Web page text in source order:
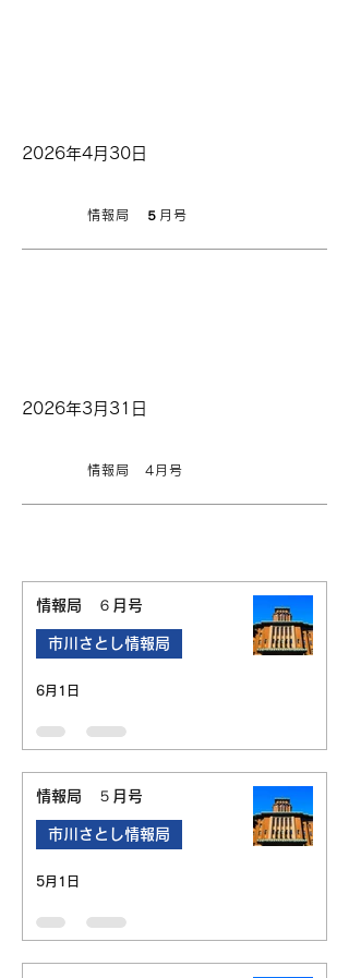
2026年4月30日
情報局 ５月号
2026年3月31日
情報局 4月号
情報局 ６月号
市川さとし情報局
6月1日
情報局 ５月号
市川さとし情報局
5月1日